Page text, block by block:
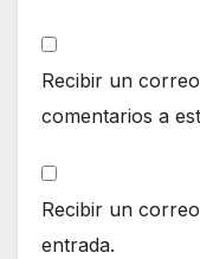
Recibir un
comentarios a
Recibir un
entrada.